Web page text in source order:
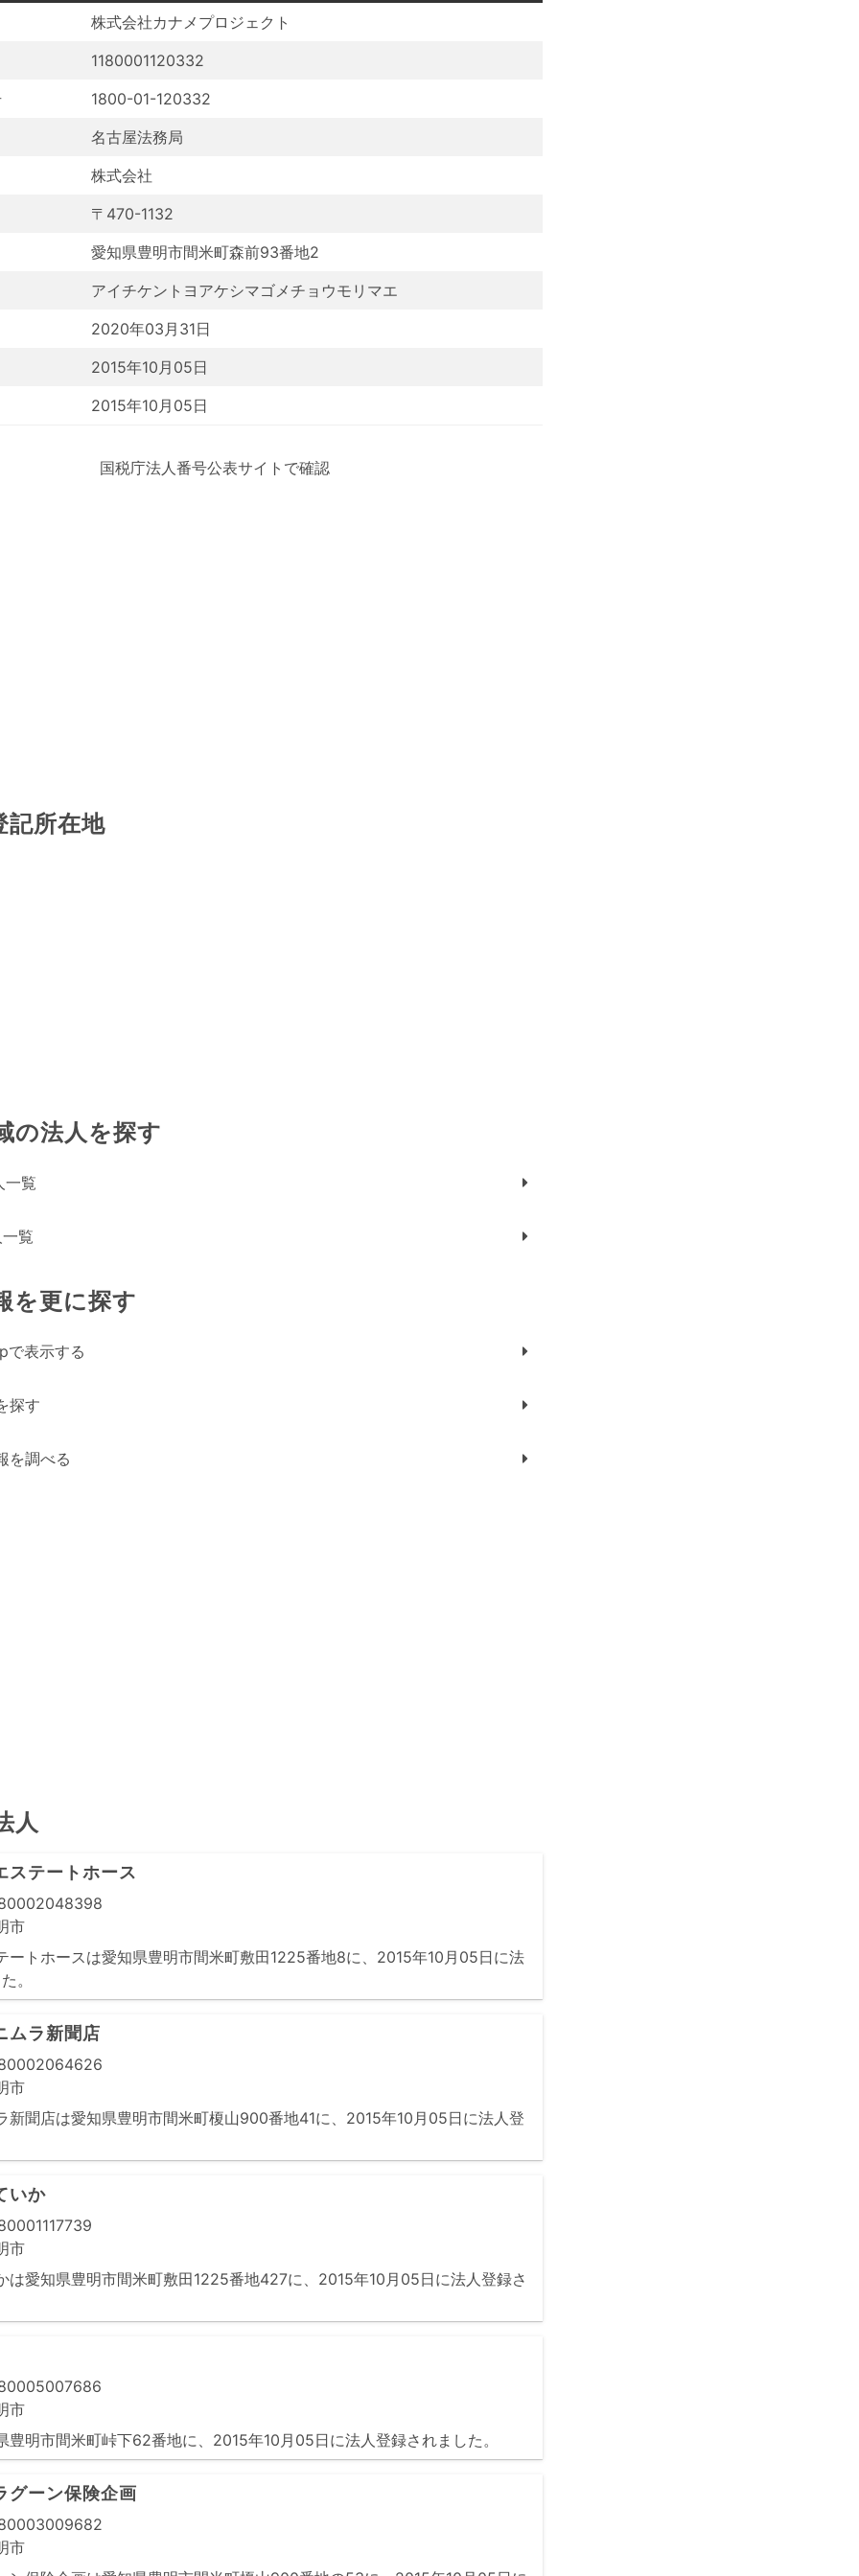
株式会社カナメプロジェクト
1180001120332
1800-01-120332
名古屋法務局
株式会社
〒470-1132
愛知県豊明市間米町森前93番地2
アイチケントヨアケシマゴメチョウモリマエ
2020年03月31日
2015年10月05日
2015年10月05日
国税庁法人番号公表サイトで確認
記所在地
の法人を探す
一覧
覧
を更に探す
で表示する
探す
を調べる
人
ステートホース
市
ートホースは愛知県豊明市間米町敷田1225番地8に、2015年10月05日に法
。
ムラ新聞店
市
新聞店は愛知県豊明市間米町榎山900番地41に、2015年10月05日に法人登
いか
市
は愛知県豊明市間米町敷田1225番地427に、2015年10月05日に法人登録さ
市
豊明市間米町峠下62番地に、2015年10月05日に法人登録されました。
グーン保険企画
市